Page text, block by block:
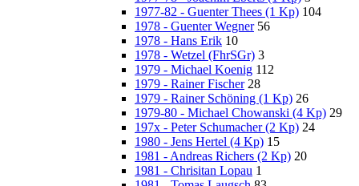
1977-82 - Guenter Thees (1 Kp) 104
1978 - Guenter Wegner 56
1978 - Hans Erik 10
1978 - Wetzel (FhrSGr) 3
1979 - Michael Koenig 112
1979 - Rainer Fischer 28
1979 - Rainer Schöning (1 Kp) 26
1979-80 - Michael Chowanski (4 Kp) 29
197x - Peter Schumacher (2 Kp) 24
1980 - Jens Hertel (4 Kp) 15
1981 - Andreas Richers (2 Kp) 20
1981 - Chrisitan Lopau 1